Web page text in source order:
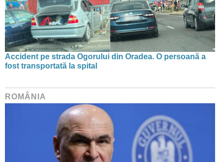
Accident pe strada Ogorului din Oradea. O persoană a
fost transportată la spital
ROMÂNIA